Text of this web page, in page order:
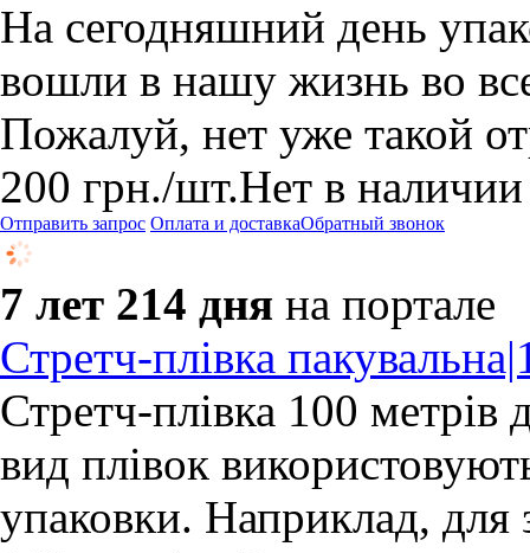
На сегодняшний день
вошли в нашу жизнь во
Пожалуй, нет уже такой
200 грн./шт.Нет в наличии
Отправить запрос Оплата и доставкаОбратный звонок
7 лет 214 дня на портале
Стретч-плівка
Стретч-плівка 100
вид плівок
упаковки. Наприклад, для